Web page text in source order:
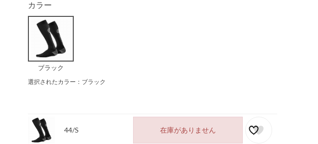
カラー
ブラック
選択されたカラー：ブラック
44/S 在庫がありません